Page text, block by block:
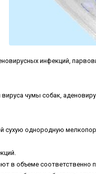
инфекций,
чумы собак,
сухую однородную
в объеме соответственно